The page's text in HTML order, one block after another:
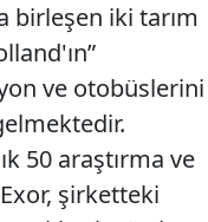
birleşen iki tarım
ve otobüslerini
50 araştırma ve
şirketteki